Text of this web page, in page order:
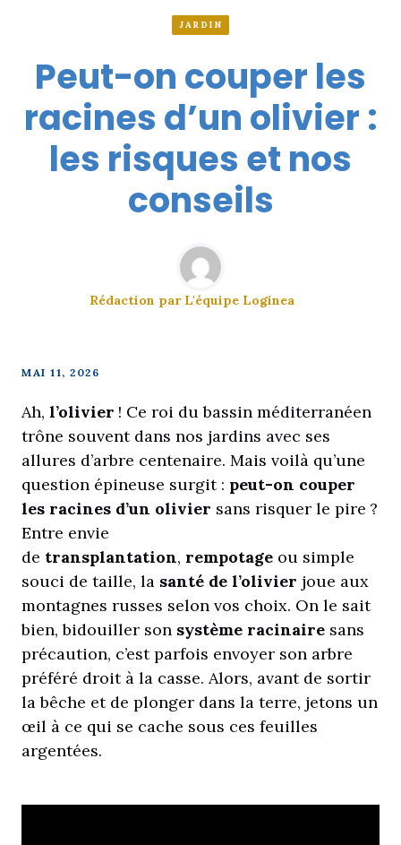
JARDIN
Peut-on couper les
racines d’un olivier :
les risques et nos
conseils
Rédaction par L'équipe Loginea
MAI 11, 2026
Ah, l’olivier ! Ce roi du bassin méditerranéen
trône souvent dans nos jardins avec ses
allures d’arbre centenaire. Mais voilà qu’une
question épineuse surgit : peut-on couper
les racines d’un olivier sans risquer le pire ?
Entre envie
de transplantation, rempotage ou simple
souci de taille, la santé de l’olivier joue aux
montagnes russes selon vos choix. On le sait
bien, bidouiller son système racinaire sans
précaution, c’est parfois envoyer son arbre
préféré droit à la casse. Alors, avant de sortir
la bêche et de plonger dans la terre, jetons un
œil à ce qui se cache sous ces feuilles
argentées.